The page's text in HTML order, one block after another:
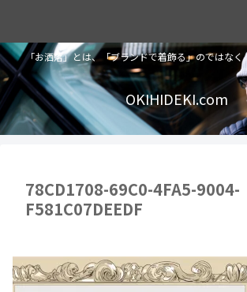
「お洒落」とは、「ブランドで着飾る」のではなく
OKIHIDEKI.com
78CD1708-69C0-4FA5-9004-
F581C07DEEDF